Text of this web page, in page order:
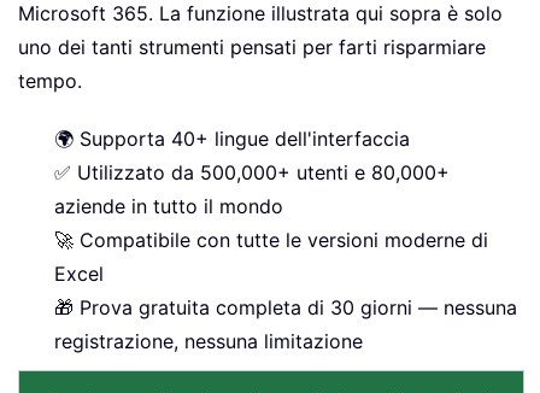
Microsoft 365. La funzione illustrata qui sopra è solo
uno dei tanti strumenti pensati per farti risparmiare
tempo.
🌍 Supporta 40+ lingue dell'interfaccia
✅ Utilizzato da 500,000+ utenti e 80,000+
aziende in tutto il mondo
🚀 Compatibile con tutte le versioni moderne di
Excel
🎁 Prova gratuita completa di 30 giorni — nessuna
registrazione, nessuna limitazione